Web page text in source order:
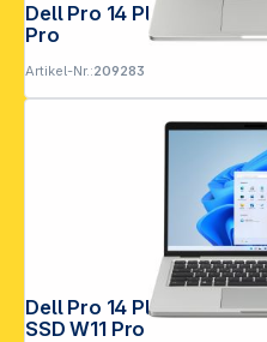
Dell Pro 14 Plus PB14250 CU7 16GB 512GB SSD W11
Pro
Artikel-Nr.:209283
Dell Pro 14 Plus PB14250 CU7-268V 32GB 512GB
SSD W11 Pro